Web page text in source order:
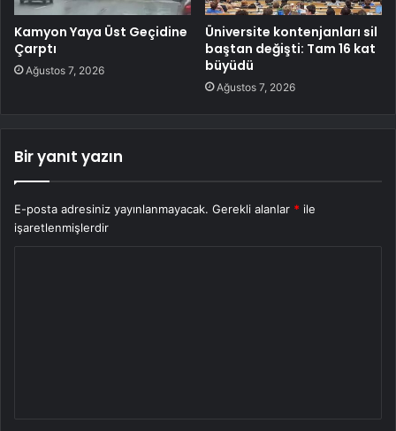
Kamyon Yaya Üst Geçidine
Çarptı
Ağustos 7, 2026
Üniversite kontenjanları sil
baştan değişti: Tam 16 kat
büyüdü
Ağustos 7, 2026
Bir yanıt yazın
E-posta adresiniz yayınlanmayacak. Gerekli alanlar * ile
işaretlenmişlerdir